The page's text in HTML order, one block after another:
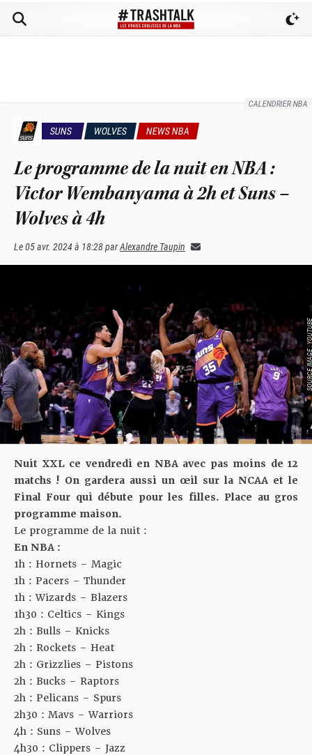
CALENDRIER NBA
SUNS WOLVES NEWS NBA
Le programme de la nuit en NBA :
Victor Wembanyama à 2h et Suns –
Wolves à 4h
Le05 avr. 2024 à 18:28parAlexandre Taupin
SOURCE
Nuit XXL ce vendredi en NBA avec pas moins de 12
matchs ! On gardera aussi un œil sur la NCAA et le
Final Four qui débute pour les filles. Place au gros
programme maison.
Le programme de la nuit :
En NBA :
1h : Hornets – Magic
1h : Pacers – Thunder
1h : Wizards – Blazers
1h30 : Celtics – Kings
2h : Bulls – Knicks
2h : Rockets – Heat
2h : Grizzlies – Pistons
2h : Bucks – Raptors
2h : Pelicans – Spurs
2h30 : Mavs – Warriors
4h : Suns – Wolves
4h30 : Clippers – Jazz